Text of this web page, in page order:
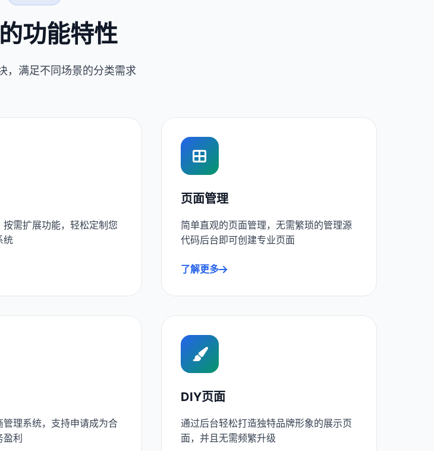
功能特性
，满足不同场景的分类需求
按需扩展功能，轻松定制您
统
页面管理
简单直观的页面管理，无需繁琐的管理源
代码后台即可创建专业页面
了解更多
管理系统，支持申请成为合
利
DIY页面
通过后台轻松打造独特品牌形象的展示页
面，并且无需频繁升级